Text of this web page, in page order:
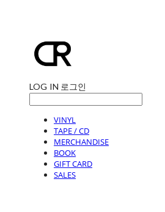
LOG IN 로그인
VINYL
TAPE / CD
MERCHANDISE
BOOK
GIFT CARD
SALES